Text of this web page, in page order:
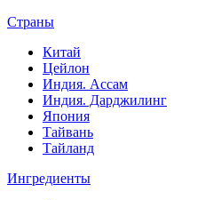
Страны
Китай
Цейлон
Индия. Ассам
Индия. Дарджилинг
Япония
Тайвань
Тайланд
Ингредиенты